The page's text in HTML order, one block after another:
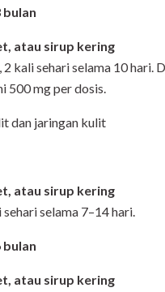
bulan
atau sirup kering
kali sehari selama 10 hari.
500 mg per dosis.
dan jaringan kulit
atau sirup kering
selama 7–14 hari.
bulan
atau sirup kering